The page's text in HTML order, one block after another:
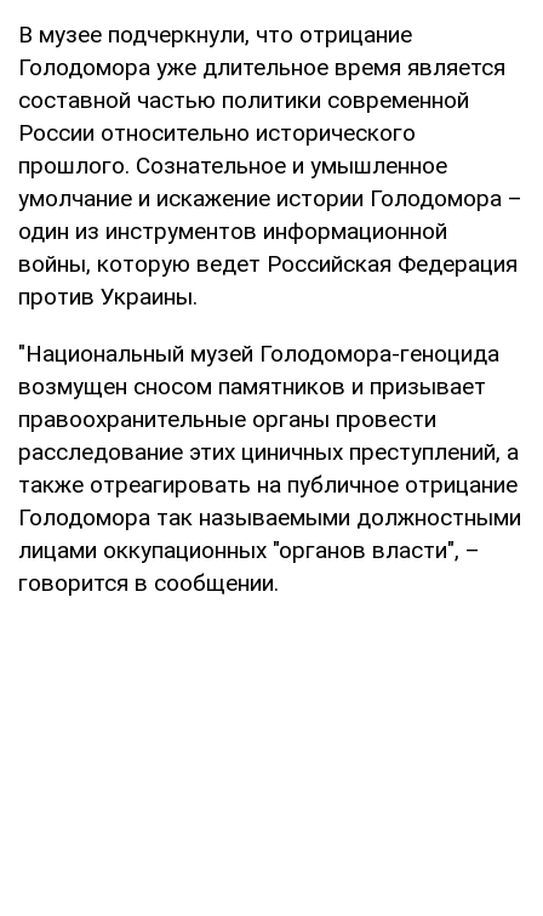
В музее подчеркнули, что отрицание
Голодомора уже длительное время является
составной частью политики современной
России относительно исторического
прошлого. Сознательное и умышленное
умолчание и искажение истории Голодомора –
один из инструментов информационной
войны, которую ведет Российская Федерация
против Украины.
"Национальный музей Голодомора-геноцида
возмущен сносом памятников и призывает
правоохранительные органы провести
расследование этих циничных преступлений, а
также отреагировать на публичное отрицание
Голодомора так называемыми должностными
лицами оккупационных "органов власти", –
говорится в сообщении.